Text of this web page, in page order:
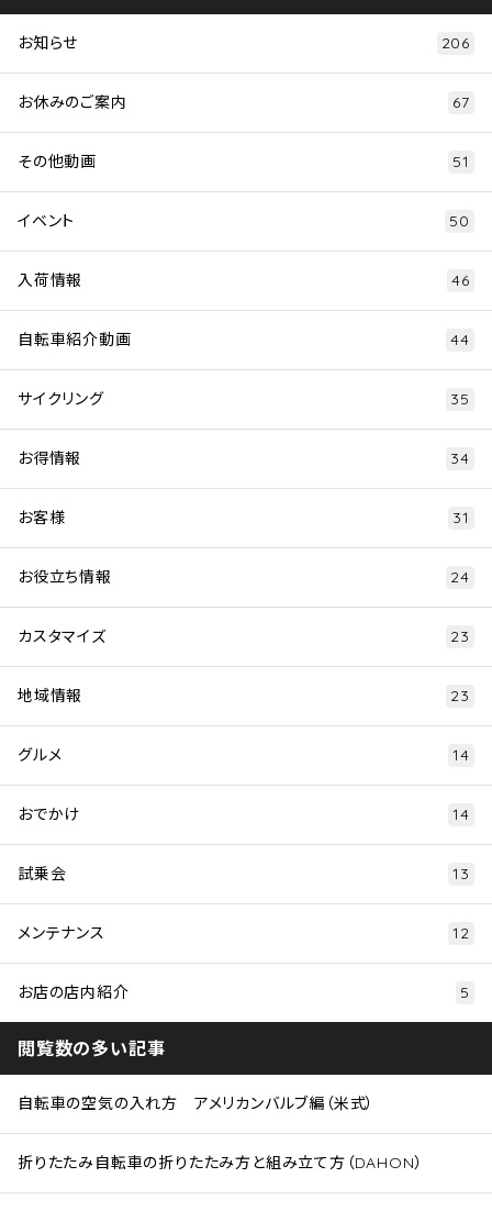
お知らせ 206
お休みのご案内 67
その他動画 51
イベント 50
入荷情報 46
自転車紹介動画 44
サイクリング 35
お得情報 34
お客様 31
お役立ち情報 24
カスタマイズ 23
地域情報 23
グルメ 14
おでかけ 14
試乗会 13
メンテナンス 12
お店の店内紹介 5
閲覧数の多い記事
自転車の空気の入れ方 アメリカンバルブ編（米式）
折りたたみ自転車の折りたたみ方と組み立て方（DAHON）